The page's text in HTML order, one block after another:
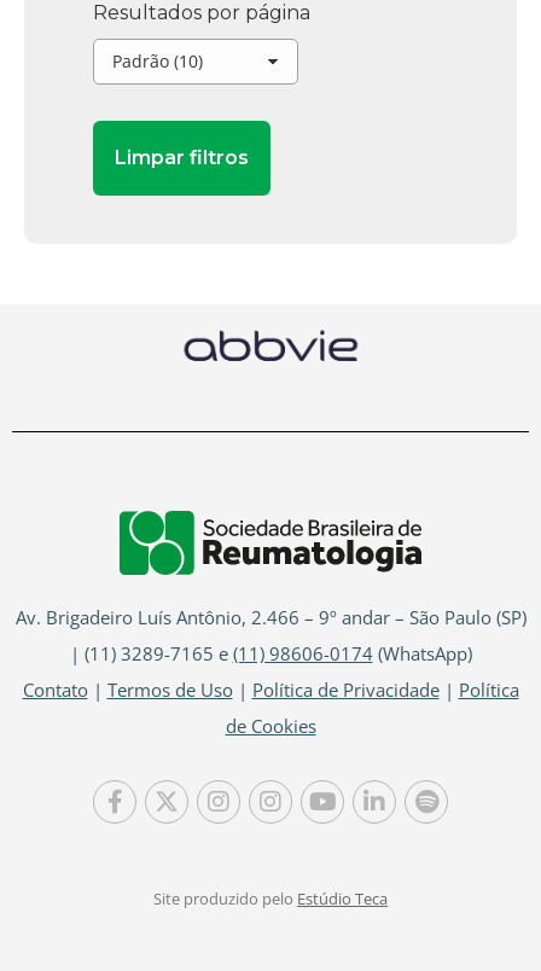
Resultados por página
Av. Brigadeiro Luís Antônio, 2.466 – 9º andar – São Paulo (SP)
| (11) 3289-7165 e (11) 98606-0174(WhatsApp)
Contato| Termos de Uso| Política de Privacidade| Política
de Cookies
Site produzido pelo Estúdio Teca